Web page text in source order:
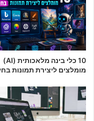
10 כלי בינה מלאכותית (AI)
מומלצים ליצירת תמונות